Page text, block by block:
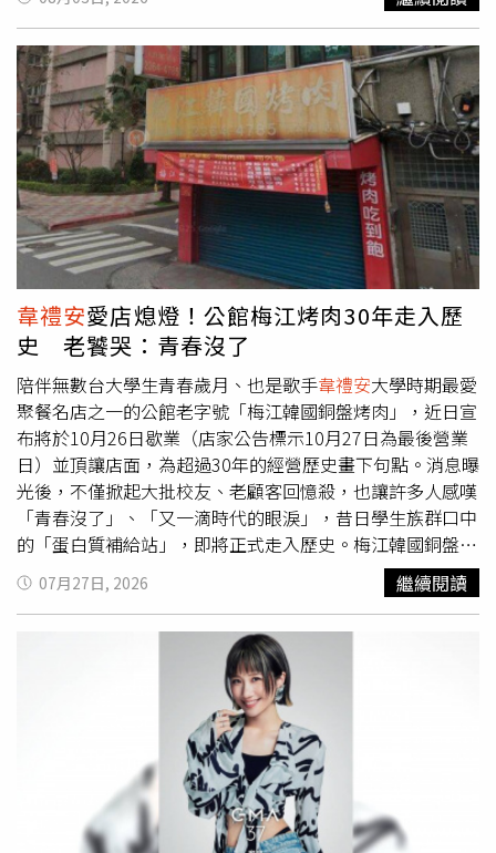
到，「當地奶茶真的很不一樣。」崔瑞玹則對夜市地瓜球念
念不忘，笑說：「有機會還想再吃。」朴暋碩表示，團員們
來台前除了搜尋必吃美食，也將台北101列為必訪景點，希
望把握時間朝聖，同時為了以最佳狀態見粉絲，全員都進行
身材及皮膚管理。其中成果最驚人的就是老么金利優，他透
露自己花了3個月甩肉16公斤，崔瑞玹也大讚：「不只變得
更帥，因為變輕了，跳舞也變得更輕盈，看起來就很會
跳。」不過朴暋碩笑說完全沒有危機感，「看到他變帥，反
而覺得整個團體都更帥了，所以很感謝老么。」不過金利優
也坦言，台灣美食很符合自己的口味，「第一口進去理智線
就會斷掉」，只能克制自己適量享用。老么金利優靠飲控、
運動甩肉16公斤。（圖／侯世駿攝）昨（2日）NEWBEAT
在台北西門町舉辦街頭快閃演出，除了表演NEWBEAT夯
曲，也翻跳ATEEZ〈BAD〉，在Threads上引發不少討論與
好評。朴暋碩坦言，原本很擔心天氣太熱，粉絲會選擇離
開，沒想到大家一路陪伴到最後，讓他們十分感動，「也因
此對自己更有信心。」記者會上，朴暋碩清唱五月天〈任
性〉，洪旻惺則挑戰演唱韋禮安〈如果可以〉，表示自己曾
聽過這首歌，覺得旋律與個人風格、聲音都很契合，因此花
了一週時間學習。談到學習中文最困難的地方，全如如正坦
言最難的是聲調，雖然被成員公認發音最好，但他謙虛表示
仍有進步空間，反而認為洪旻惺更擅長將中文運用在日常生
活中。洪旻惺也現場秀中文，分享「大家好，我是韓國
人」、「你好」、「你身體好嗎？好久不見」等實用詞彙，
更現場現學現賣「請給我發票」，獲得全場好評。
NEWBEAT體驗包小籠包。（圖／侯世駿攝）
韋禮安愛店熄燈！公館梅江烤肉30年走入歷
史 老饕哭：青春沒了
陪伴無數台大學生青春歲月、也是歌手韋禮安大學時期最愛
聚餐名店之一的公館老字號「梅江韓國銅盤烤肉」，近日宣
布將於10月26日歇業（店家公告標示10月27日為最後營業
日）並頂讓店面，為超過30年的經營歷史畫下句點。消息曝
光後，不僅掀起大批校友、老顧客回憶殺，也讓許多人感嘆
「青春沒了」、「又一滴時代的眼淚」，昔日學生族群口中
的「蛋白質補給站」，即將正式走入歷史。梅江韓國銅盤烤
肉位於台北公館商圈，距離台灣大學步行約6分鐘，多年來
憑藉平價韓式銅盤烤肉吃到飽，成為許多學生聚餐、社團活
動及慶生的熱門地點。美食部落客「Wisely的拍拍照寫寫
字」日前在臉書分享，繼公館老店「夢駝鈴」歇業後，又一
家陪伴在地超過20年的老字號即將熄燈，令不少人相當不
捨。從現場照片可見，店家已在門口掛起醒目的「頂讓」布
條，並寫著「珍重再見，謝謝大家的支持與愛護，10月27
日將是最後營業日」，正式向一路支持多年的顧客道別，也
讓不少人趁著歇業前特地回店朝聖。梅江除了是許多台大人
的共同回憶，也是歌手韋禮安念台灣大學外文系時期的口袋
名單。2014年接受媒體專訪時，他還特地帶著記者回到梅
07月27日, 2026 繼續閱讀